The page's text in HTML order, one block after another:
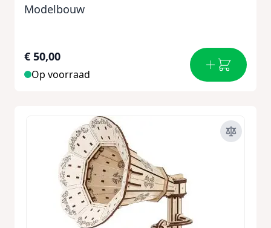
Modelbouw
€ 50,00
Op voorraad